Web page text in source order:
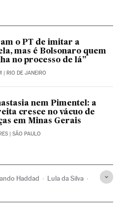
o PT de imitar a
mas é Bolsonaro quem
no processo de lá”
| RIO DE JANEIRO
nem Pimentel: a
cresce no vácuo de
em Minas Gerais
| SÃO PAULO
Haddad Lula da Silva